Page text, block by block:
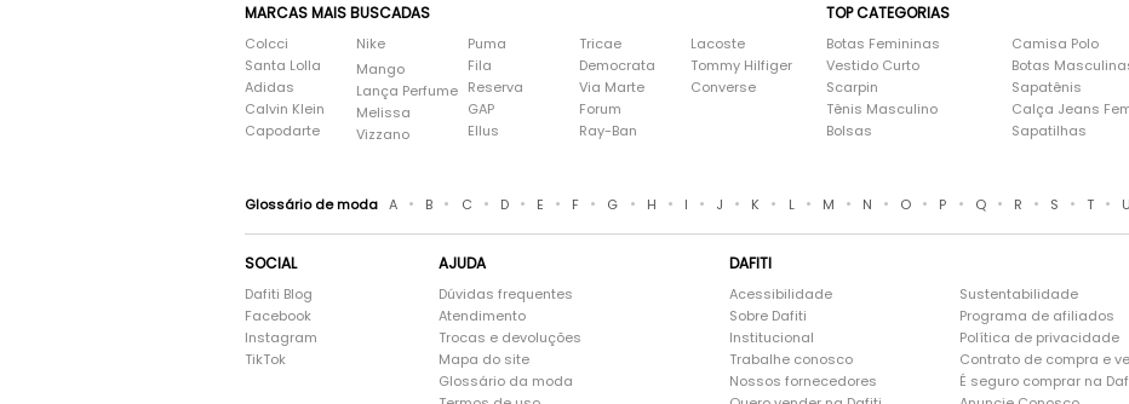
MARCAS MAIS BUSCADAS
Colcci
Santa Lolla
Adidas
Calvin Klein
Capodarte
Nike
Mango
Lança Perfume
Melissa
Vizzano
Puma
Fila
Reserva
GAP
Ellus
Tricae
Democrata
Via Marte
Forum
Ray-Ban
Lacoste
Tommy Hilfiger
Converse
TOP CATEGORIAS
Botas Femininas
Vestido Curto
Scarpin
Tênis Masculino
Bolsas
Camisa Polo
Botas
Sapatênis
Calça Jeans
Sapatilhas
Glossário de moda A • B • C • D • E • F • G • H • I • J • K • L • M • N • O • P • Q • R • S • T • U
SOCIAL
Dafiti Blog
Facebook
Instagram
TikTok
AJUDA
Dúvidas frequentes
Atendimento
Trocas e devoluções
Mapa do site
Glossário da moda
DAFITI
Acessibilidade
Sobre Dafiti
Institucional
Trabalhe conosco
Nossos fornecedores
Sustentabilidade
Programa de afiliados
Política de privacidade
Contrato de compra e
É seguro comprar na